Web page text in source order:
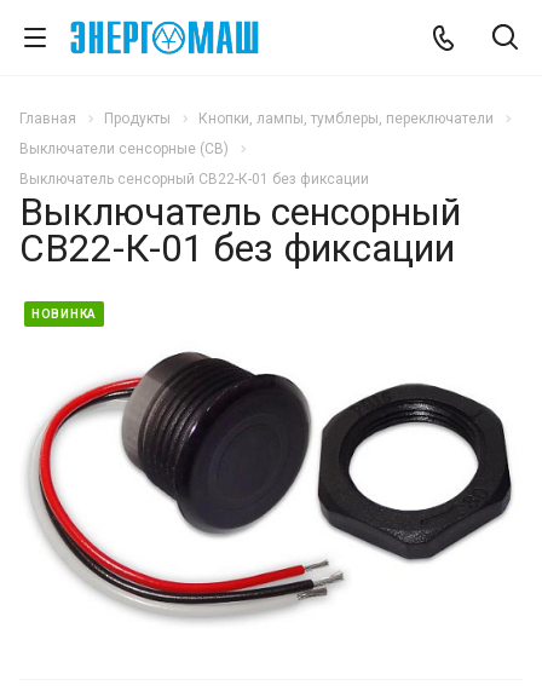
Главная Продукты
Кнопки, лампы, тумблеры, переключатели
Выключатели сенсорные (СВ)
Выключатель сенсорный СВ22-К-01 без фиксации
Выключатель сенсорный
СВ22-К-01 без фиксации
НОВИНКА